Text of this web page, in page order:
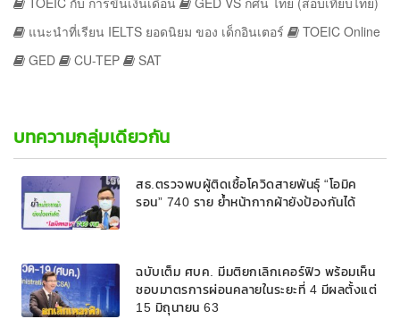
แนะนำที่เรียน IELTS ยอดนิยม ของ เด็กอินเตอร์
TOEIC Online
GED
CU-TEP SAT
บทความกลุ่มเดียวกัน
สธ.ตรวจพบผู้ติดเชื้อโควิดสายพันธุ์ “โอมิค
รอน” 740 ราย ย้ำหน้ากากผ้ายังป้องกันได้
ฉบับเต็ม ศบค. มีมติยกเลิกเคอร์ฟิว พร้อมเห็น
ชอบมาตรการผ่อนคลายในระยะที่ 4 มีผลตั้งแต่
15 มิถุนายน 63